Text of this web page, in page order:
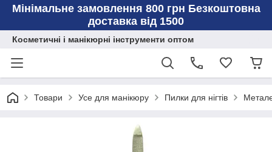
Мінімальне замовлення 800 грн Безкоштовна
доставка від 1500
Косметичні і манікюрні інструменти оптом
Товари Усе для манікюру Пилки для нігтів